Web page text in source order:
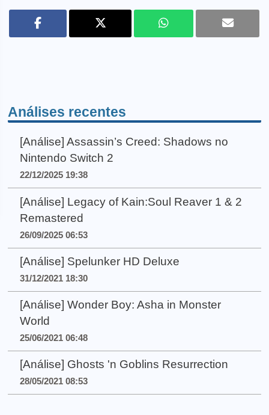
Análises recentes
[Análise] Assassin’s Creed: Shadows no
Nintendo Switch 2
22/12/2025 19:38
[Análise] Legacy of Kain:Soul Reaver 1 & 2
Remastered
26/09/2025 06:53
[Análise] Spelunker HD Deluxe
31/12/2021 18:30
[Análise] Wonder Boy: Asha in Monster
World
25/06/2021 06:48
[Análise] Ghosts 'n Goblins Resurrection
28/05/2021 08:53